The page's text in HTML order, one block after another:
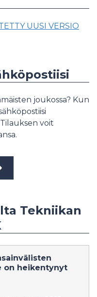
UUSI VERSIO
joukossa? Kun
voit
Tekniikan
on heikentynyt